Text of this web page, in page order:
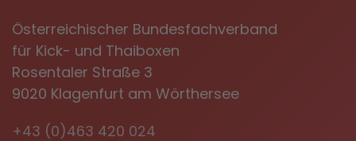
Österreichischer Bundesfachverband
für Kick- und Thaiboxen
Rosentaler Straße 3
9020 Klagenfurt am Wörthersee
+43 (0)463 420 024